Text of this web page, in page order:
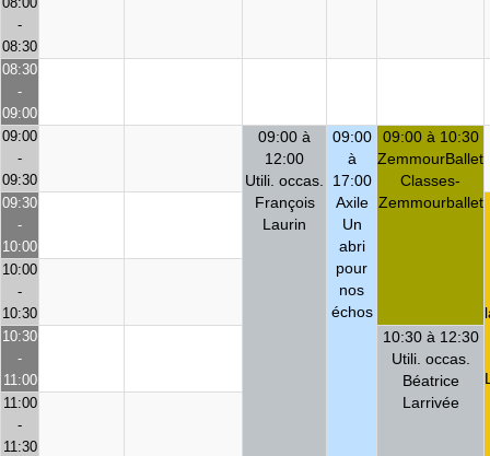
-
08:30
08:30
-
09:00
09:00
-
09:30
09:00 à
12:00
Utili. occas.
François
Laurin
09:00
à
17:00
Axile
Un
abri
pour
nos
échos
09:00 à 10:30
ZemmourBallet
Classes-
Zemmourballet
09:30
-
10:00
10:00
-
10:30
10:30
-
11:00
10:30 à 12:30
Utili. occas.
Béatrice
Larrivée
11:00
-
11:30